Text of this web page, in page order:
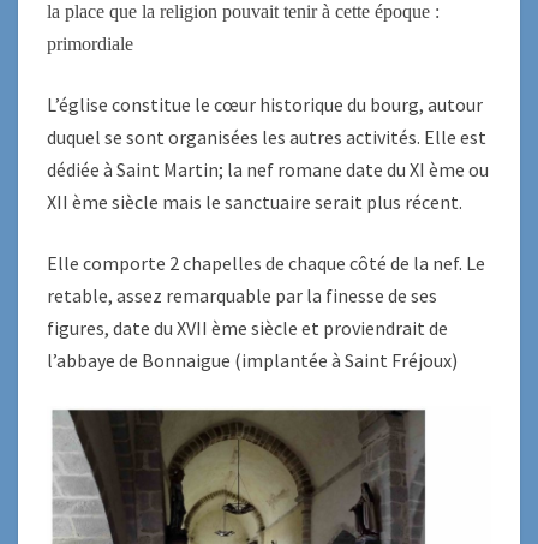
la place que la religion pouvait tenir à cette époque :
primordiale
L’église constitue le cœur historique du bourg, autour
duquel se sont organisées les autres activités. Elle est
dédiée à Saint Martin; la nef romane date du XI ème ou
XII ème siècle mais le sanctuaire serait plus récent.
Elle comporte 2 chapelles de chaque côté de la nef. Le
retable, assez remarquable par la finesse de ses
figures, date du XVII ème siècle et proviendrait de
l’abbaye de Bonnaigue (implantée à Saint Fréjoux)